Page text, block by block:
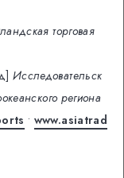
торговая
Исследовательск
региона
• www.asiatrad